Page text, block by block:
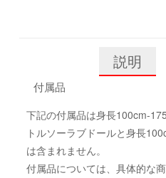
説明
付属品
下記の付属品は身長100cm-
トルソーラブドールと身長
は含まれません。
付属品については、具体的な